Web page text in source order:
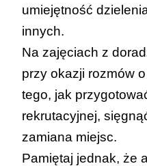
umiejętność
innych.
Na zajęciach z
przy okazji rozmów
tego, jak
rekrutacyjnej,
zamiana miejsc.
Pamiętaj jednak, że